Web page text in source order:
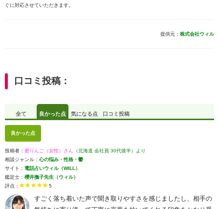
ぐに対応させていただきます。
提供元： 株式会社ウィル
口コミ投稿：
全て 良かった点 気になる点 口コミ投稿
良かった点
投稿者： 蜜りんご（女性）さん （北海道 会社員 30代後半）より
相談ジャンル： 心の悩み・性格・鬱
サイト： 電話占いウィル（WILL）
鑑定士： 櫻井撫子先生（ウィル）
評点：
5
すごく落ち着いた声で聞き取りやすさを感じましたし、相手の